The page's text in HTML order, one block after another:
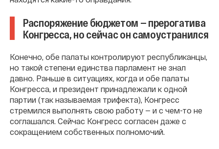
Распоряжение бюджетом — прерогатива
Конгресса, но сейчас он самоустранился
Конечно, обе палаты контролируют республиканцы,
но такой степени единства парламент не знал
давно. Раньше в ситуациях, когда и обе палаты
Конгресса, и президент принадлежали к одной
партии (так называемая трифекта), Конгресс
стремился выполнять свою работу — и с чем-то не
соглашался. Сейчас Конгресс согласен даже с
сокращением собственных полномочий.